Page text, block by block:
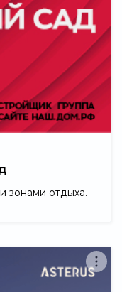
зонами отдыха.